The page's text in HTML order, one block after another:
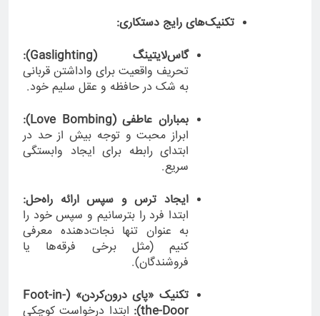
تکنیک‌های رایج دستکاری:
گاس‌لایتینگ (Gaslighting):
تحریف واقعیت برای واداشتن قربانی
به شک در حافظه و عقل سلیم خود.
بمباران عاطفی (Love Bombing):
ابراز محبت و توجه بیش از حد در
ابتدای رابطه برای ایجاد وابستگی
سریع.
ایجاد ترس و سپس ارائه راه‌حل:
ابتدا فرد را بترسانیم و سپس خود را
به عنوان تنها نجات‌دهنده معرفی
کنیم (مثل برخی فرقه‌ها یا
فروشندگان).
تکنیک «پای درون‌کردن» (Foot-in-
the-Door):
ابتدا درخواست کوچکی